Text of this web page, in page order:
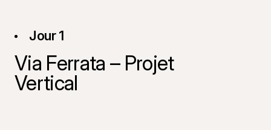
Jour 1
Via Ferrata – Projet
Vertical